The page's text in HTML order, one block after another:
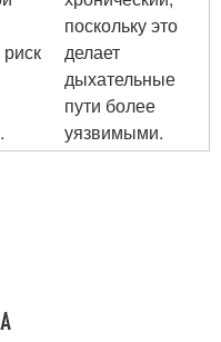
поскольку это
делает
дыхательные
пути более
уязвимыми.